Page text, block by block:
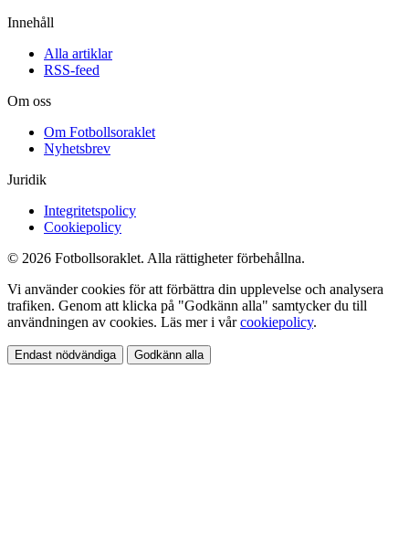
Innehåll
Alla artiklar
RSS-feed
Om oss
Om Fotbollsoraklet
Nyhetsbrev
Juridik
Integritetspolicy
Cookiepolicy
© 2026 Fotbollsoraklet. Alla rättigheter förbehållna.
Vi använder cookies för att förbättra din upplevelse och analysera
trafiken. Genom att klicka på "Godkänn alla" samtycker du till
användningen av cookies. Läs mer i vårcookiepolicy.
Endast nödvändiga Godkänn alla